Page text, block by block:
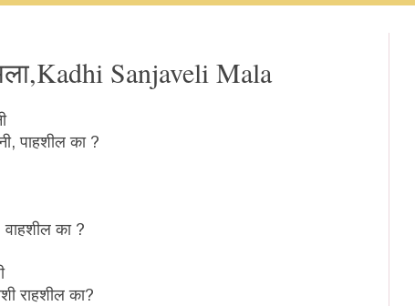
Sanjaveli Mala
पाहशील का ?
वाहशील का ?
राहशील का?